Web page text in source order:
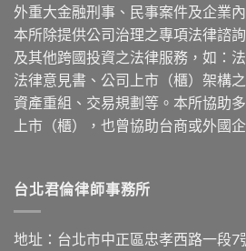
外重大金融刑事、民事案件及企業
本所除提供公司治理之專項法律諮
及其他跨國投資之法律服務，如：
法律意見書、公司上市（櫃）架構
資產重組、交易規劃等。本所協助
上市（櫃），也曾協助台商或外國
台北君倫律師事務所
地址：台北市中正區忠孝西路一段7